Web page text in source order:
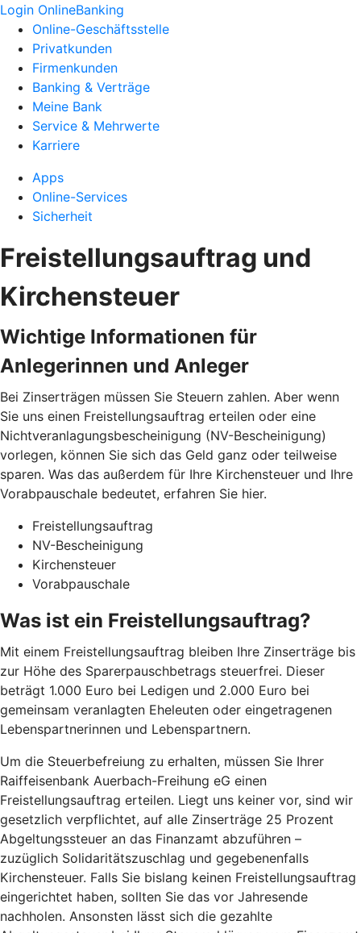
Login OnlineBanking
Online-Geschäftsstelle
Privatkunden
Firmenkunden
Banking & Verträge
Meine Bank
Service & Mehrwerte
Karriere
Apps
Online-Services
Sicherheit
Freistellungsauftrag und
Kirchensteuer
Wichtige Informationen für
Anlegerinnen und Anleger
Bei Zinserträgen müssen Sie Steuern zahlen. Aber wenn
Sie uns einen Freistellungsauftrag erteilen oder eine
Nichtveranlagungsbescheinigung (NV-Bescheinigung)
vorlegen, können Sie sich das Geld ganz oder teilweise
sparen. Was das außerdem für Ihre Kirchensteuer und Ihre
Vorabpauschale bedeutet, erfahren Sie hier.
Freistellungsauftrag
NV-Bescheinigung
Kirchensteuer
Vorabpauschale
Was ist ein Freistellungsauftrag?
Mit einem Freistellungsauftrag bleiben Ihre Zinserträge bis
zur Höhe des Sparerpauschbetrags steuerfrei. Dieser
beträgt 1.000 Euro bei Ledigen und 2.000 Euro bei
gemeinsam veranlagten Eheleuten oder eingetragenen
Lebenspartnerinnen und Lebenspartnern.
Um die Steuerbefreiung zu erhalten, müssen Sie Ihrer
Raiffeisenbank Auerbach-Freihung eG einen
Freistellungsauftrag erteilen. Liegt uns keiner vor, sind wir
gesetzlich verpflichtet, auf alle Zinserträge 25 Prozent
Abgeltungssteuer an das Finanzamt abzuführen –
zuzüglich Solidaritätszuschlag und gegebenenfalls
Kirchensteuer. Falls Sie bislang keinen Freistellungsauftrag
eingerichtet haben, sollten Sie das vor Jahresende
nachholen. Ansonsten lässt sich die gezahlte